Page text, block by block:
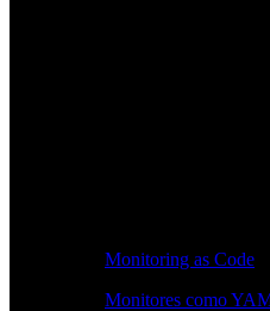
Monitoring as Code
Monitores como